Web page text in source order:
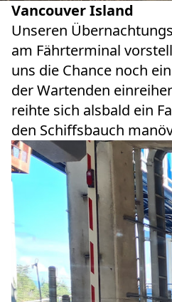
Vancouver Island
Unseren
am Fährterminal
uns die Chance noch
der Wartenden
reihte sich alsbald ein
den Schiffsbauch